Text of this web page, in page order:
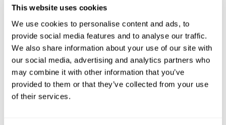
This website uses cookies
We use cookies to personalise content and ads, to
provide social media features and to analyse our traffic.
We also share information about your use of our site with
our social media, advertising and analytics partners who
may combine it with other information that you’ve
provided to them or that they’ve collected from your use
of their services.
"Ant Escape" нь хэрэглэгч зорилгодоо хүрэхийн тулд алхам
бүрийг тооцоолох ёстой адал явдалт тоглоомд тооцогддог.
Мэдрэлийн сэтгэл судлаачид болон CogniFit дизайнерууд
энэ тоглоомыг бүтээхэд сонгодог Nintendo тоглоом урам
зориг өгсөн. Шоргоолжны үүр рүү очихын тулд хэрэглэгч
стандарт бусаар бодож сэтгэж, алхам бүрийг аль болох
хурдан тооцоолох ёстой. Саад бэрхшээл, сорилтоор дүүрэн
CogniFit-ийн хамгийн хөгжилтэй тоглоомуудын нэгийг
туршиж үзэхэд бэлэн байгаарай.
Ant Escape нь миний танин
мэдэхүйн чадварыг сайжруулахад